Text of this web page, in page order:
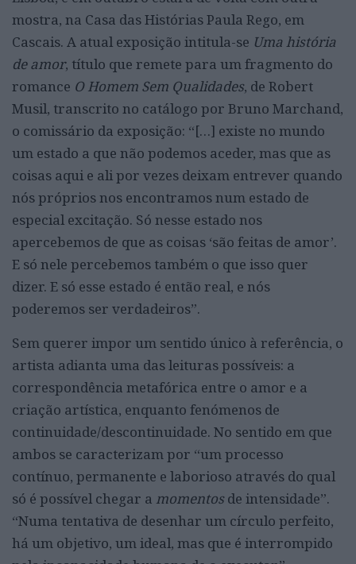
mostra, na Casa das Histórias Paula Rego, em
Cascais. A atual exposição intitula-se Uma história
de amor, título que remete para um fragmento do
romance O Homem Sem Qualidades, de Robert
Musil, transcrito no catálogo por Bruno Marchand,
o comissário da exposição: “[…] existe no mundo
um estado a que não podemos aceder, mas que as
coisas aqui e ali por vezes deixam entrever quando
nós próprios nos encontramos num estado de
especial excitação. Só nesse estado nos
apercebemos de que as coisas ‘são feitas de amor’.
E só nele percebemos também o que isso quer
dizer. E só esse estado é então real, e nós
poderemos ser verdadeiros”.
Sem querer impor um sentido único à referência, o
artista adianta uma das leituras possíveis: a
correspondência metafórica entre o amor e a
criação artística, enquanto fenómenos de
continuidade/descontinuidade. No sentido em que
ambos se caracterizam por “um processo
contínuo, permanente e laborioso através do qual
só é possível chegar a momentos de intensidade”.
“Numa tentativa de desenhar um círculo perfeito,
há um objetivo, um ideal, mas que é interrompido